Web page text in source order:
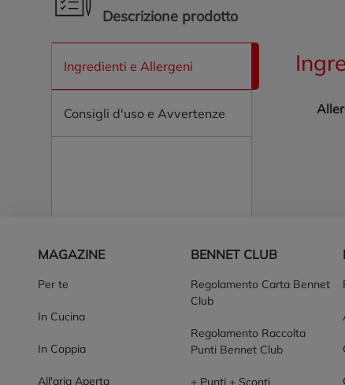
Descrizione prodotto
Ingredienti e Allergeni
Consigli d'uso e Avvertenze
MAGAZINE
Per te
In Cucina
In Coppia
All'aria Aperta
BENNET CLUB
Regolamento Carta Bennet
Club
Regolamento Raccolta
Punti Bennet Club
+ Punti + Sconti